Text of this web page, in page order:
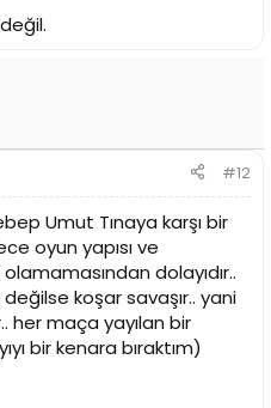
#12
Umut Tınaya karşı bir
oyun yapısı ve
dolayıdır..
koşar savaşır.. yani
her maça yayılan bir
bir kenara bıraktım)